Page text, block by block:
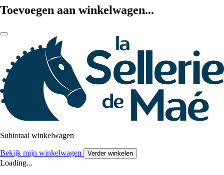
Toevoegen aan winkelwagen...
Subtotaal winkelwagen
Bekijk mijn winkelwagen Verder winkelen
Loading...